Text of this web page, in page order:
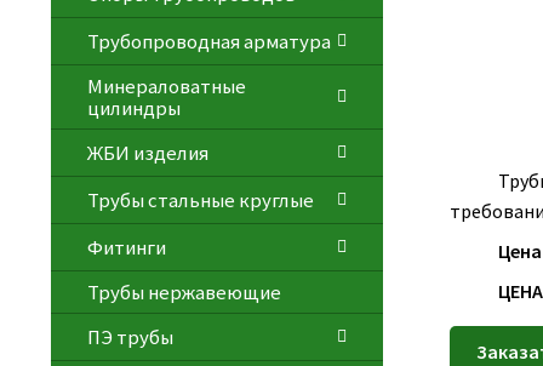
Трубопроводная арматура
Минераловатные
цилиндры
ЖБИ изделия
Трубы стальные круглые
Фитинги
Трубы нержавеющие
ПЭ трубы